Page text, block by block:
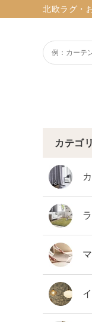
北欧ラグ・
ようこそ ゲスト 様
ログイン
カテゴリーから探す
ブランド
カテゴ
カ
ラ
マ
イ